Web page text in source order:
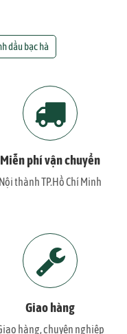
dầu bạc hà
Miễn phí vận chuyển
Nội thành TP.Hồ Chí Minh
Giao hàng
hàng, chuyên nghiệp